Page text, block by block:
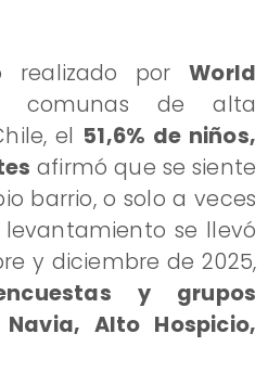
realizado porWorld
de alta
el 51,6% de niños,
afirmó que se siente
barrio, o solo a veces
levantamiento se llevó
y diciembre de 2025,
y grupos
Navia, Alto Hospicio,